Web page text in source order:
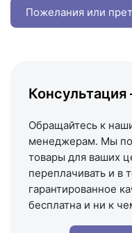
+7 (993) 993-77-
Написать в МАКС
Схема проезда
Пожелания или
Обращайтесь к
менеджерам. Мы
товары для ваших
переплачивать и в
гарантированное
бесплатна и ни к